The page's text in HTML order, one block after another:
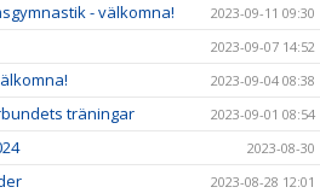
- välkomna! 2023-09-11 09:30
2023-09-07 14:52
2023-09-04 08:38
träningar 2023-09-01 08:54
2023-08-30
2023-08-28 12:01